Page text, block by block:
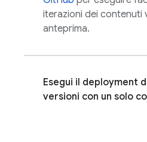
iterazioni dei contenuti
anteprima.
Esegui il deployment
versioni con un solo